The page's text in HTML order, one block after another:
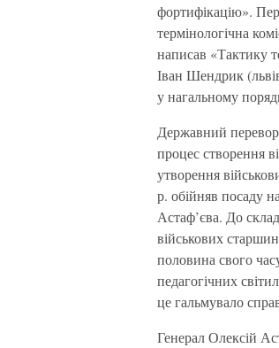
фортифікацію».
термінологічна
написав «Тактику
Іван Шендрик
у нагальному
Державний
процес створення
утворення
р. обійняв посаду
Астаф’єва. До
військових
половина свого
педагогічних
це гальмувало
Генерал Олексій